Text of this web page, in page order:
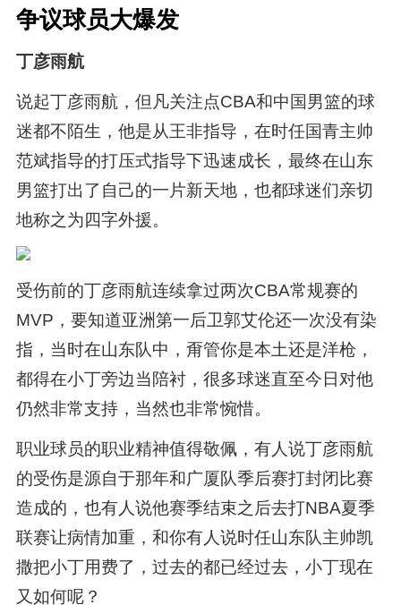
争议球员大爆发
丁彦雨航
说起丁彦雨航，但凡关注点CBA和中国男篮的球
迷都不陌生，他是从王非指导，在时任国青主帅
范斌指导的打压式指导下迅速成长，最终在山东
男篮打出了自己的一片新天地，也都球迷们亲切
地称之为四字外援。
受伤前的丁彦雨航连续拿过两次CBA常规赛的
MVP，要知道亚洲第一后卫郭艾伦还一次没有染
指，当时在山东队中，甭管你是本土还是洋枪，
都得在小丁旁边当陪衬，很多球迷直至今日对他
仍然非常支持，当然也非常惋惜。
职业球员的职业精神值得敬佩，有人说丁彦雨航
的受伤是源自于那年和广厦队季后赛打封闭比赛
造成的，也有人说他赛季结束之后去打NBA夏季
联赛让病情加重，和你有人说时任山东队主帅凯
撒把小丁用费了，过去的都已经过去，小丁现在
又如何呢？